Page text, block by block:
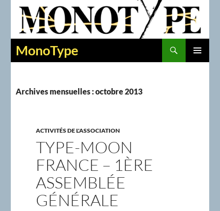
MonoType
Recherche
Archives mensuelles : octobre 2013
ACTIVITÉS DE L'ASSOCIATION
TYPE-MOON
FRANCE – 1ÈRE
ASSEMBLÉE
GÉNÉRALE